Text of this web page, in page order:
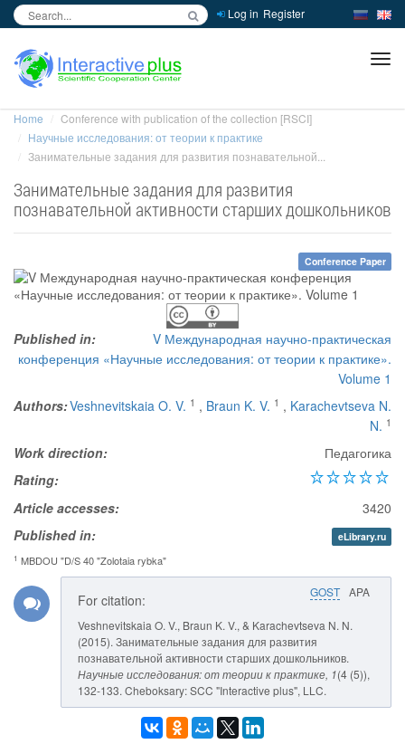
Log in Register
Home
Conference with publication of the collection [RSCI]
Научные исследования: от теории к практике
Занимательные задания для развития познавательной...
Занимательные задания для развития
познавательной активности старших дошкольников
Conference Paper
Published in:
V Международная научно-практическая
конференция «Научные исследования: от теории к практике».
Volume 1
Authors:Veshnevitskaia O. V. 1 , Braun K. V. 1 , Karachevtseva N.
N. 1
Work direction:
Педагогика
Rating:
Article accesses:
3420
Published in:
eLibrary.ru
1 MBDOU "D/S 40 "Zolotaia rybka"
GOST APA
For citation:
Veshnevitskaia O. V., Braun K. V., & Karachevtseva N. N.
(2015). Занимательные задания для развития
познавательной активности старших дошкольников.
Научные исследования: от теории к практике, 1(4 (5)),
132-133. Cheboksary: SCC "Interactive plus", LLC.